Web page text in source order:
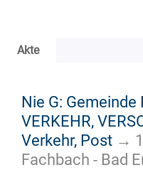
Akte
Nie G: Gemeinde
VERKEHR,
Verkehr, Post →
Fachbach - Bad